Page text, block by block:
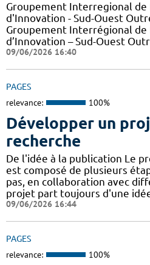
Groupement Interregional de
d'Innovation - Sud-Ouest
Groupement Interrégional de
d’Innovation – Sud-Ouest
09/06/2026 16:40
PAGES
relevance: 100%
Développer un
recherche
De l'idée à la publication Le
est composé de plusieurs
pas, en collaboration avec
projet part toujours d'une
09/06/2026 16:44
PAGES
relevance: 100%